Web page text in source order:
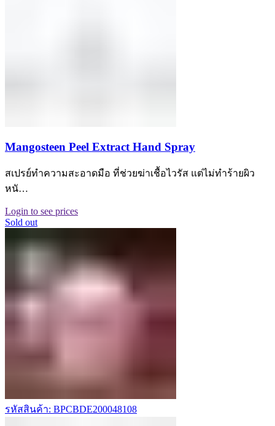
Mangosteen Peel Extract Hand Spray
สเปรย์ทำความสะอาดมือ ที่ช่วยฆ่าเชื้อไวรัส แต่ไม่ทำร้ายผิว
หนั…
Login to see prices
Sold out
รหัสสินค้า: BPCBDE200048108